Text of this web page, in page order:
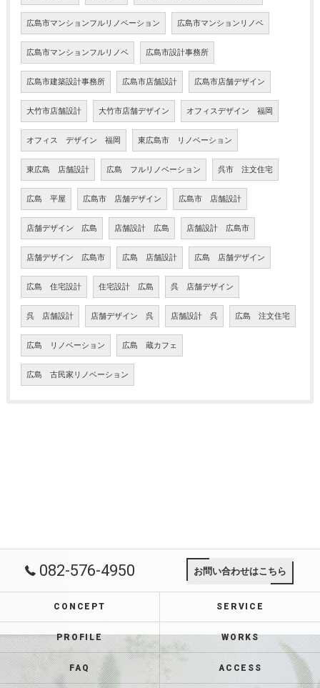
広島市マンションフルリノベーション 広島市マンションリノベ
広島市マンションフルリノベ 広島市設計事務所
広島市建築設計事務所 広島市店舗設計 広島市店舗デザイン
大竹市店舗設計 大竹市店舗デザイン オフィスデザイン 福岡
オフィス デザイン 福岡 東広島市 リノベーション
東広島 店舗設計 広島 フルリノベーション 呉市 注文住宅
広島 平屋 広島市 店舗デザイン 広島市 店舗設計
店舗デザイン 広島 店舗設計 広島 店舗設計 広島市
店舗デザイン 広島市 広島 店舗設計 広島 店舗デザイン
広島 住宅設計 住宅設計 広島 呉 店舗デザイン
呉 店舗設計 店舗デザイン 呉 店舗設計 呉 広島 注文住宅
広島 リノベーション 広島 蔵カフェ
広島 古民家リノベーション
082-576-4950 お問い合わせはこちら
CONCEPT SERVICE
PROFILE WORKS
FAQ ACCESS